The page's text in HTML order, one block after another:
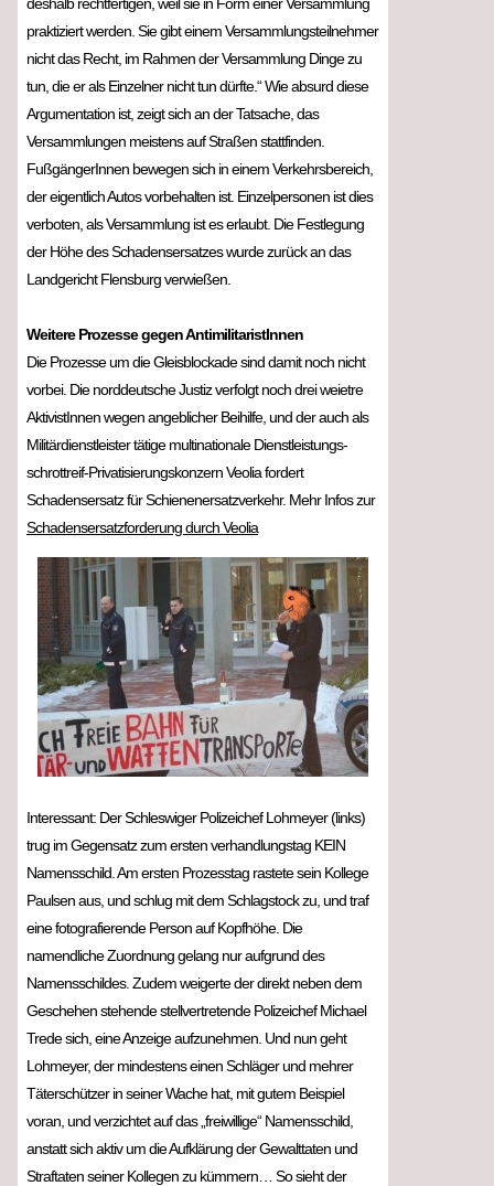
praktiziert werden. Sie gibt einem Versammlungsteilnehmer
nicht das Recht, im Rahmen der Versammlung Dinge zu
tun, die er als Einzelner nicht tun dürfte.“ Wie absurd diese
Argumentation ist, zeigt sich an der Tatsache, das
Versammlungen meistens auf Straßen stattfinden.
FußgängerInnen bewegen sich in einem Verkehrsbereich,
der eigentlich Autos vorbehalten ist. Einzelpersonen ist dies
verboten, als Versammlung ist es erlaubt. Die Festlegung
der Höhe des Schadensersatzes wurde zurück an das
Landgericht Flensburg verwießen.
Weitere Prozesse gegen AntimilitaristInnen
Die Prozesse um die Gleisblockade sind damit noch nicht
vorbei. Die norddeutsche Justiz verfolgt noch drei weietre
AktivistInnen wegen angeblicher Beihilfe, und der auch als
Militärdienstleister tätige multinationale Dienstleistungs-
schrottreif-Privatisierungskonzern Veolia fordert
Schadensersatz für Schienenersatzverkehr. Mehr Infos zur
Schadensersatzforderung durch Veolia
Interessant: Der Schleswiger Polizeichef Lohmeyer (links)
trug im Gegensatz zum ersten verhandlungstag KEIN
Namensschild. Am ersten Prozesstag rastete sein Kollege
Paulsen aus, und schlug mit dem Schlagstock zu, und traf
eine fotografierende Person auf Kopfhöhe. Die
namendliche Zuordnung gelang nur aufgrund des
Namensschildes. Zudem weigerte der direkt neben dem
Geschehen stehende stellvertretende Polizeichef Michael
Trede sich, eine Anzeige aufzunehmen. Und nun geht
Lohmeyer, der mindestens einen Schläger und mehrer
Täterschützer in seiner Wache hat, mit gutem Beispiel
voran, und verzichtet auf das „freiwillige“ Namensschild,
anstatt sich aktiv um die Aufklärung der Gewalttaten und
Straftaten seiner Kollegen zu kümmern… So sieht der